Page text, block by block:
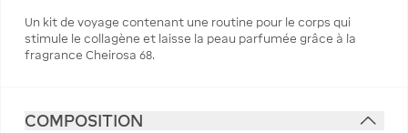
Un kit de voyage contenant une routine pour le corps qui
stimule le collagène et laisse la peau parfumée grâce à la
fragrance Cheirosa 68.
COMPOSITION